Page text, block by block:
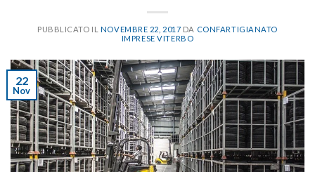
PUBBLICATO IL NOVEMBRE 22, 2017 DA CONFARTIGIANATO
IMPRESE VITERBO
22
Nov